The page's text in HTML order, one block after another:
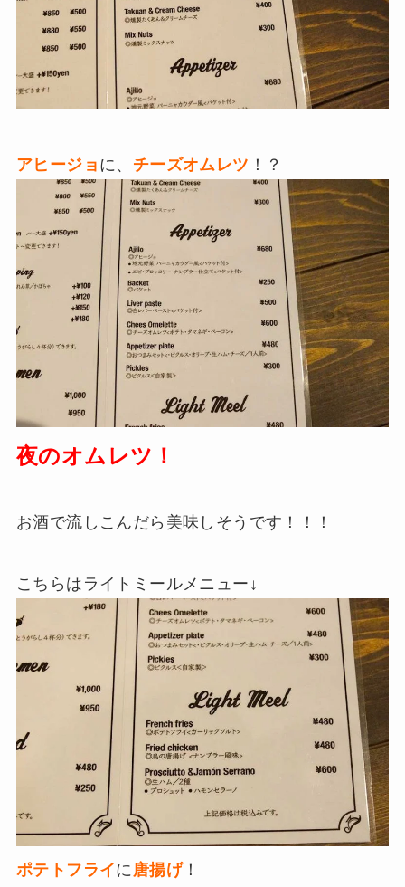
アヒージョ に、 チーズオムレツ ！？
夜のオムレツ！
お酒で流しこんだら美味しそうです！！！
こちらはライトミールメニュー↓
ポテトフライに唐揚げ！